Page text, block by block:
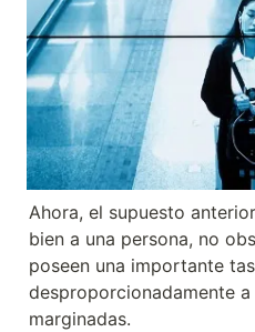
Ahora, el supuesto
bien a una persona, no
poseen una importante
desproporcionadamente
marginadas.